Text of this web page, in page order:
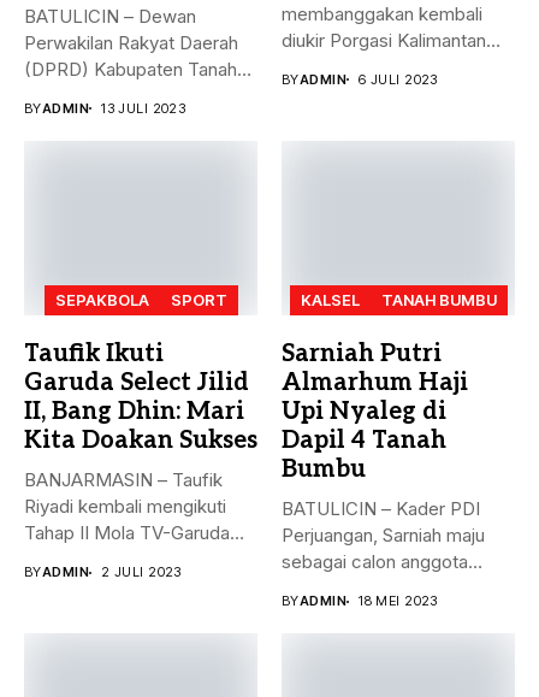
BATULICIN – Dewan
Perwakilan Rakyat Daerah
(DPRD) Kabupaten Tanah
BYADMIN 13 JULI 2023
membanggakan kembali
diukir Porgasi Kalimantan
BYADMIN 6 JULI 2023
SEPAKBOLA SPORT
Taufik Ikuti
Garuda Select Jilid
II, Bang Dhin: Mari
Kita Doakan Sukses
BANJARMASIN – Taufik
Riyadi kembali mengikuti
Tahap II Mola TV-Garuda
BYADMIN 2 JULI 2023
KALSEL TANAH BUMBU
Sarniah Putri
Almarhum Haji
Upi Nyaleg di
Dapil 4 Tanah
Bumbu
BATULICIN – Kader PDI
Perjuangan, Sarniah maju
sebagai calon anggota
BYADMIN 18 MEI 2023